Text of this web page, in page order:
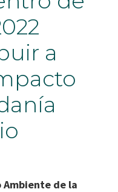
a
Ambiente de la